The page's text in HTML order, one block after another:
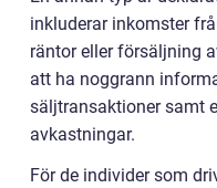
inkluderar inkomster
räntor eller försäljning
att ha noggrann
säljtransaktioner samt
avkastningar.
För de individer som